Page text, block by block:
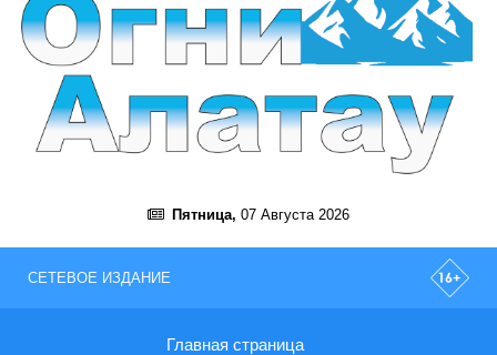
Пятница, 07 Августа 2026
СЕТЕВОЕ ИЗДАНИЕ
Главная страница